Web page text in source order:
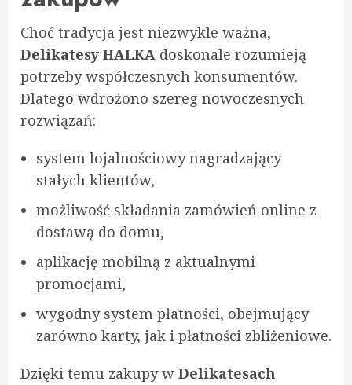
Choć tradycja jest niezwykle ważna,
Delikatesy HALKA doskonale rozumieją
potrzeby współczesnych konsumentów.
Dlatego wdrożono szereg nowoczesnych
rozwiązań:
system lojalnościowy nagradzający
stałych klientów,
możliwość składania zamówień online z
dostawą do domu,
aplikację mobilną z aktualnymi
promocjami,
wygodny system płatności, obejmujący
zarówno karty, jak i płatności zbliżeniowe.
Dzięki temu zakupy w Delikatesach